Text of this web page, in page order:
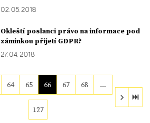
02. 05. 2018
Okleští poslanci právo na informace pod
záminkou přijetí GDPR?
27. 04. 2018
64 65 66 67 68 …
127